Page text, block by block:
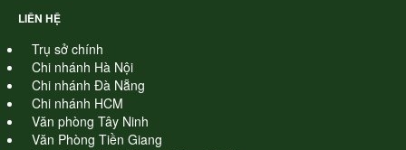
LIÊN HỆ
Trụ sở chính
Chi nhánh Hà Nội
Chi nhánh Đà Nẵng
Chi nhánh HCM
Văn phòng Tây Ninh
Văn Phòng Tiền Giang